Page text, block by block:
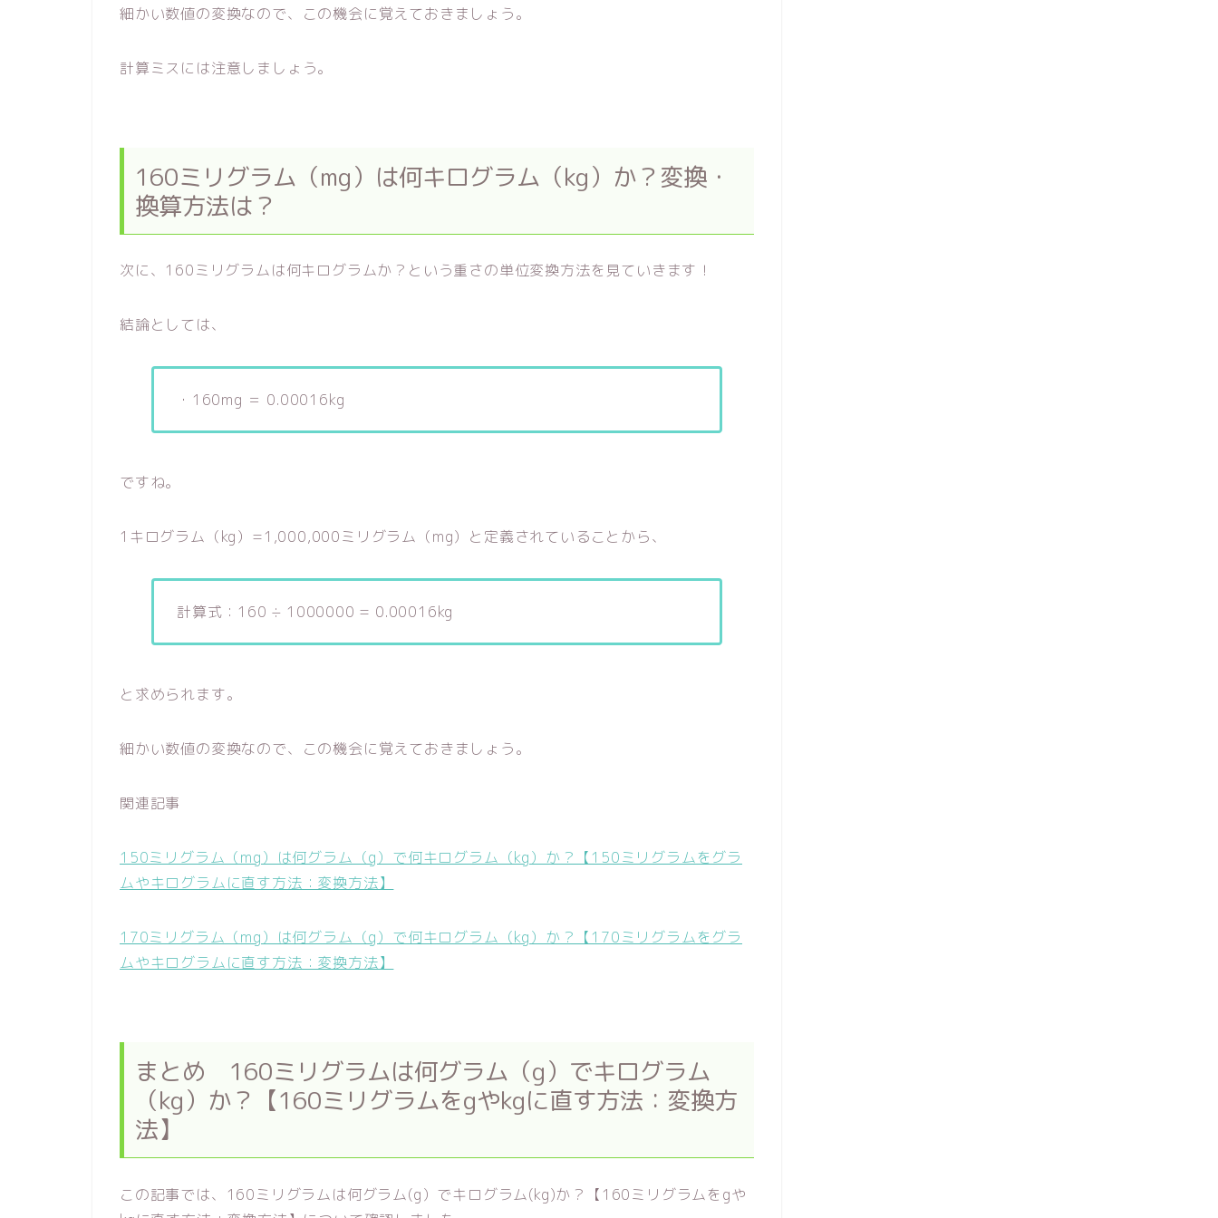
細かい数値の変換なので、この機会に覚えておきましょう。
計算ミスには注意しましょう。
160ミリグラム（mg）は何キログラム（kg）か？変換・
換算方法は？
次に、160ミリグラムは何キログラムか？という重さの単位変換方法を見ていきます！
結論としては、
・160mg ＝ 0.00016kg
ですね。
1キログラム（kg）=1,000,000ミリグラム（mg）と定義されていることから、
計算式：160 ÷ 1000000 = 0.00016kg
と求められます。
細かい数値の変換なので、この機会に覚えておきましょう。
関連記事
150ミリグラム（mg）は何グラム（g）で何キログラム（kg）か？【150ミリグラムをグラ
ムやキログラムに直す方法：変換方法】
170ミリグラム（mg）は何グラム（g）で何キログラム（kg）か？【170ミリグラムをグラ
ムやキログラムに直す方法：変換方法】
まとめ 160ミリグラムは何グラム（g）でキログラム
（kg）か？【160ミリグラムをgやkgに直す方法：変換方
法】
この記事では、160ミリグラムは何グラム(g）でキログラム(kg)か？【160ミリグラムをgや